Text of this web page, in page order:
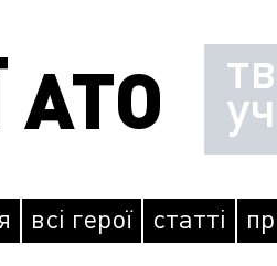
АТО
всі герої статті